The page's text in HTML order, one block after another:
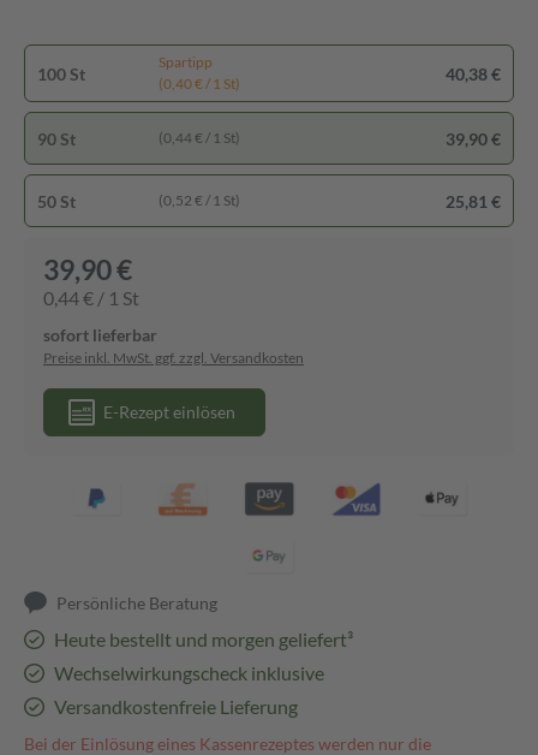
100 St
Spartipp
(0,40 € / 1 St)
40,38 €
90 St (0,44 € / 1 St) 39,90 €
50 St (0,52 € / 1 St) 25,81 €
39,90 €
0,44 € / 1 St
sofort lieferbar
Preise inkl. MwSt. ggf. zzgl. Versandkosten
E-Rezept einlösen
Persönliche Beratung
Heute bestellt und morgen geliefert³
Wechselwirkungscheck inklusive
Versandkostenfreie Lieferung
Bei der Einlösung eines Kassenrezeptes werden nur die